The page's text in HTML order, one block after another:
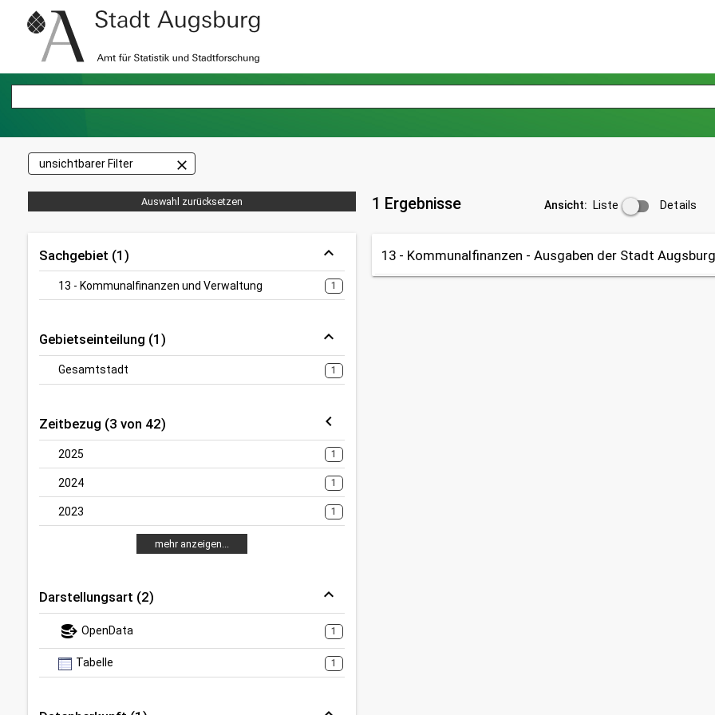
unsichtbarer Filter close
Auswahl zurücksetzen
Sachgebiet (1)
13 - Kommunalfinanzen und Verwaltung 1
Gebietseinteilung (1)
Gesamtstadt 1
Zeitbezug (3 von 42)
2025 1
2024 1
2023 1
mehr anzeigen...
Darstellungsart (2)
OpenData 1
Tabelle 1
1 Ergebnisse Ansicht: Liste Details
13 - Kommunalfinanzen - Ausgaben der Stadt